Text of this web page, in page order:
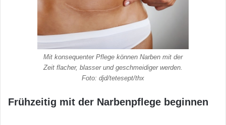
Mit konsequenter Pflege können Narben mit der
Zeit flacher, blasser und geschmeidiger werden.
Foto: djd/tetesept/thx
Frühzeitig mit der Narbenpflege beginnen